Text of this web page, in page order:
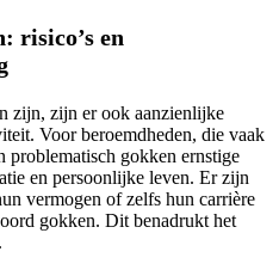
risico’s en
zijn, zijn er ook aanzienlijke
Voor beroemdheden, die vaak
problematisch gokken ernstige
en persoonlijke leven. Er zijn
vermogen of zelfs hun carrière
gokken. Dit benadrukt het